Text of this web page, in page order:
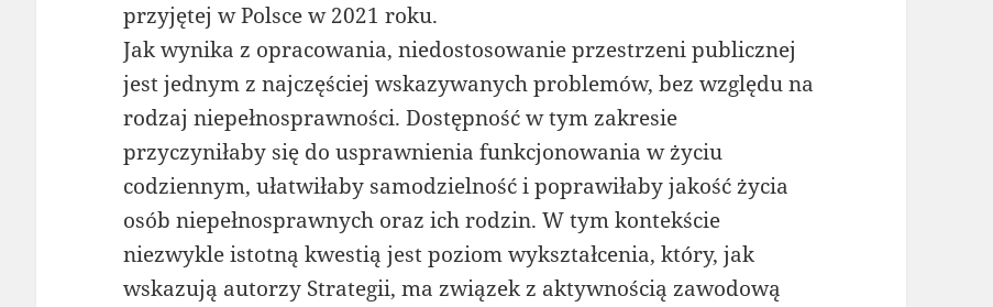
przyjętej w Polsce w 2021 roku.
Jak wynika z opracowania, niedostosowanie przestrzeni publicznej
jest jednym z najczęściej wskazywanych problemów, bez względu na
rodzaj niepełnosprawności. Dostępność w tym zakresie
przyczyniłaby się do usprawnienia funkcjonowania w życiu
codziennym, ułatwiłaby samodzielność i poprawiłaby jakość życia
osób niepełnosprawnych oraz ich rodzin. W tym kontekście
niezwykle istotną kwestią jest poziom wykształcenia, który, jak
wskazują autorzy Strategii, ma związek z aktywnością zawodową